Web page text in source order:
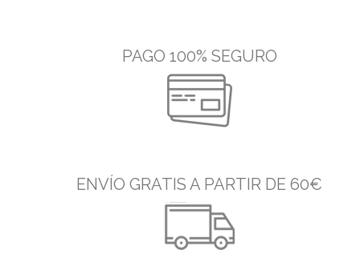
PAGO 100% SEGURO
ENVÍO GRATIS A PARTIR DE 60€